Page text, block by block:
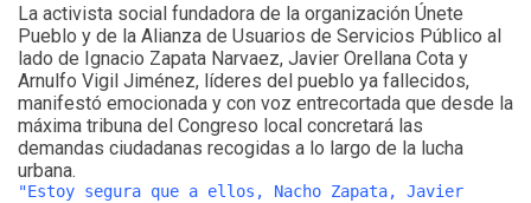
La activista social fundadora de la organización Únete
Pueblo y de la Alianza de Usuarios de Servicios Público al
lado de Ignacio Zapata Narvaez, Javier Orellana Cota y
Arnulfo Vigil Jiménez, líderes del pueblo ya fallecidos,
manifestó emocionada y con voz entrecortada que desde la
máxima tribuna del Congreso local concretará las
demandas ciudadanas recogidas a lo largo de la lucha
urbana.
"Estoy segura que a ellos, Nacho Zapata, Javier